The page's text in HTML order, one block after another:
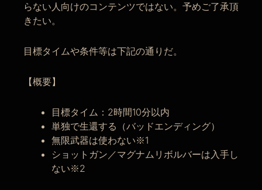
らない人向けのコンテンツではない。予めご了承頂
きたい。
目標タイムや条件等は下記の通りだ。
【概要】
目標タイム：2時間10分以内
単独で生還する（バッドエンディング）
無限武器は使わない※1
ショットガン／マグナムリボルバーは入手し
ない※2